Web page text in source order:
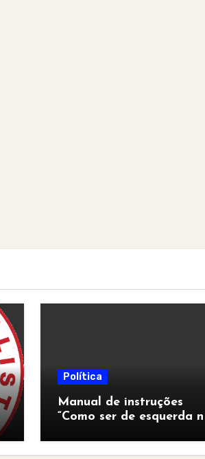
Política
Manual de instruções
“Como ser de esquerda no